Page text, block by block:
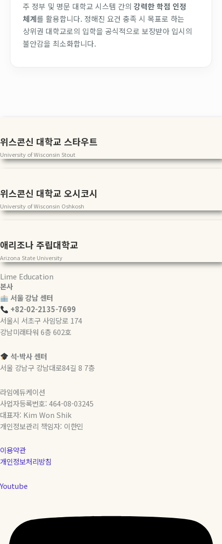
주 정부 및 명문 대학교 시스템 간의 강력한 학점 인정
체계를 활용합니다. 정해진 요건 충족 시 목표로 하는
상위권 대학교로의 입학을 공식적으로 보장받아 입시의
불안감을 최소화합니다.
위스콘신 대학교 스타우트
University of Wisconsin Stout
위스콘신 대학교 오시코시
University of Wisconsin Oshkosh
애리조나 주립대학교
Arizona State University
Lime Education
본사
서울 강남 센터
+82-02-2135-7699
서울시 서초구 사임당로 174
강남미래타워 6층 602호
석·박사 센터
서울 강남구 강남대로84길 8 7층
라임에듀케이션
사업자등록번호: 464-08-03245
대표자: Kim Won Shik
개인정보관리 책임자: 이한민
이용약관
개인정보처리방침
Youtube